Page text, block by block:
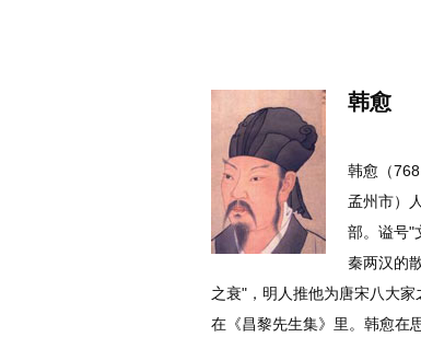
韩愈
韩愈（
孟州市）
部。谥号"
秦两汉的
之衰"，明人推他为唐宋八大
在《昌黎先生集》里。韩愈在